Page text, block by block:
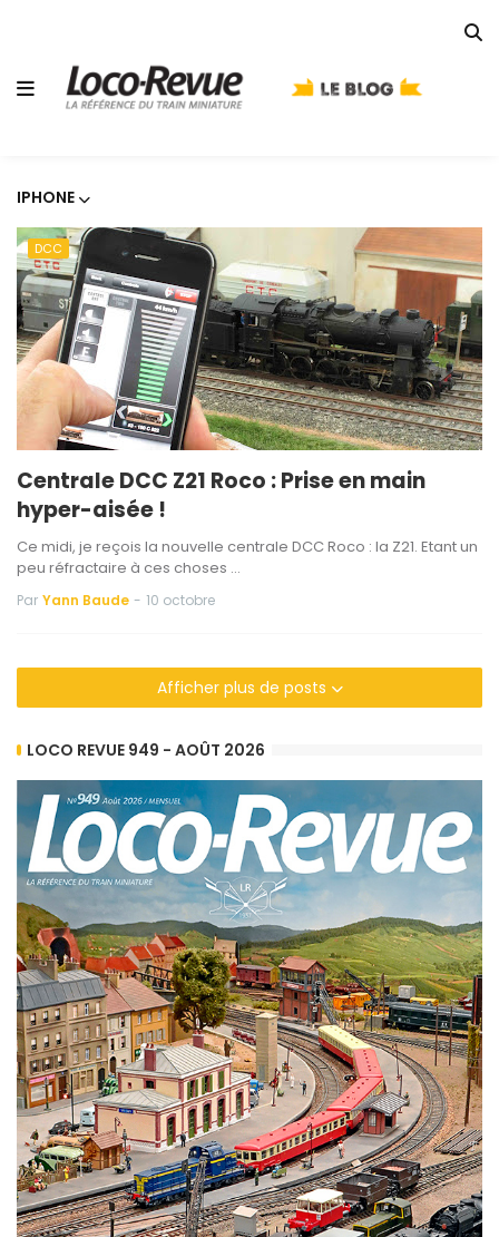
IPHONE
DCC
Centrale DCC Z21 Roco : Prise en main
hyper-aisée !
Ce midi, je reçois la nouvelle centrale DCC Roco : la Z21. Etant un
peu réfractaire à ces choses …
Par Yann Baude - 10 octobre
Afficher plus de posts
LOCO REVUE 949 - AOÛT 2026